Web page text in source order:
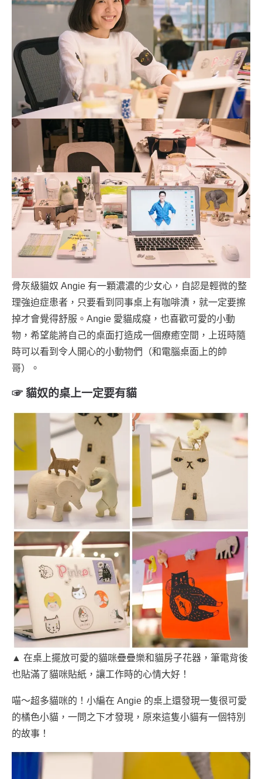
骨灰級貓奴 Angie 有一顆濃濃的少女心，自認是輕微的整
理強迫症患者，只要看到同事桌上有咖啡漬，就一定要擦
掉才會覺得舒服。Angie 愛貓成癡，也喜歡可愛的小動
物，希望能將自己的桌面打造成一個療癒空間，上班時隨
時可以看到令人開心的小動物們（和電腦桌面上的帥
哥）。
☞ 貓奴的桌上一定要有貓
▲ 在桌上擺放可愛的貓咪疊疊樂和貓房子花器，筆電背後
也貼滿了貓咪貼紙，讓工作時的心情大好！
喵～超多貓咪的！小編在 Angie 的桌上還發現一隻很可愛
的橘色小貓，一問之下才發現，原來這隻小貓有一個特別
的故事！